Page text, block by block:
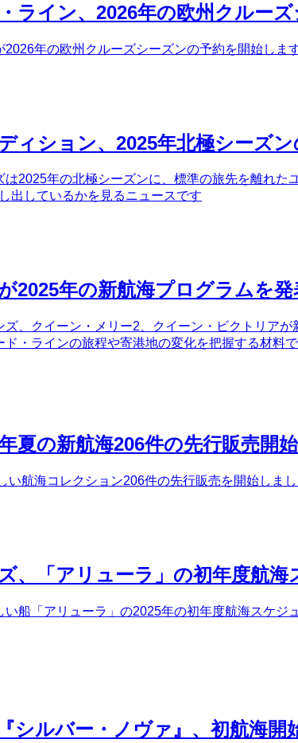
ライン、2026年の欧州クルー
年の欧州クルーズシーズンの予約を開始し
ィション、2025年北極シーズ
2025年の北極シーズンに、標準の旅先を離れ
出しているかを見るニュースです
2025年の新航海プログラムを発
、クイーン・メリー2、クイーン・ビクトリア
・ラインの旅程や寄港地の変化を把握する材料
夏の新航海206件の先行販売開始
い航海コレクション206件の先行販売を開始しま
、「アリューラ」の初年度航海
船「アリューラ」の2025年の初年度航海スケ
シルバー・ノヴァ』、初航海開